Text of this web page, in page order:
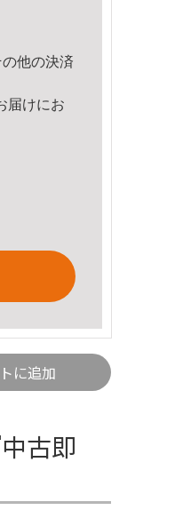
他の決済
届けにお
に追加
古即